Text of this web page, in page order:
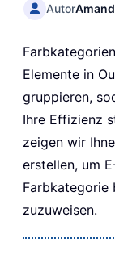
Autor
Elemente in
gruppieren,
Ihre Effizienz
zeigen wir
erstellen, um
Farbkategorie
zuzuweisen.